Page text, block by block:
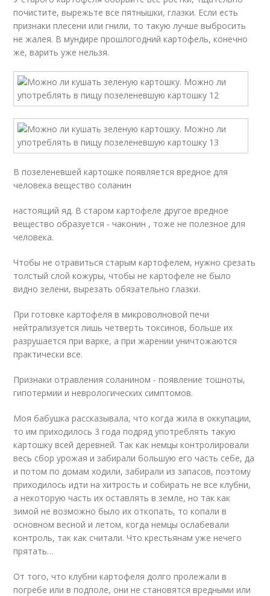
почистите, вырежьте все пятнышки, глазки. Если есть
признаки плесени или гнили, то такую лучше выбросить
не жалея. В мундире прошлогодний картофель, конечно
же, варить уже нельзя.
В позеленевшей картошке появляется вредное для
человека вещество соланин
настоящий яд. В старом картофеле другое вредное
вещество образуется - чаконин , тоже не полезное для
человека.
Чтобы не отравиться старым картофелем, нужно срезать
толстый слой кожуры, чтобы не картофеле не было
видно зелени, вырезать обязательно глазки.
При готовке картофеля в микроволновой печи
нейтрализуется лишь четверть токсинов, больше их
разрушается при варке, а при жарении уничтожаются
практически все.
Признаки отравления соланином - появление тошноты,
гипотермии и неврологических симптомов.
Моя бабушка рассказывала, что когда жила в оккупации,
то им приходилось 3 года подряд употреблять такую
картошку всей деревней. Так как немцы контролировали
весь сбор урожая и забирали большую его часть себе, да
и потом по домам ходили, забирали из запасов, поэтому
приходилось идти на хитрость и собирать не все клубни,
а некоторую часть их оставлять в земле, но так как
зимой не возможно было их откопать, то копали в
основном весной и летом, когда немцы ослабевали
контроль, так как считали. Что крестьянам уже нечего
прятать…
От того, что клубни картофеля долго пролежали в
погребе или в подполе, они не становятся вредными или